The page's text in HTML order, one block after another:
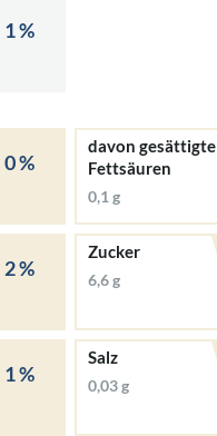
1 %
0 %
davon gesättigte
Fettsäuren
0,1 g
2 %
Zucker
6,6 g
1 %
Salz
0,03 g